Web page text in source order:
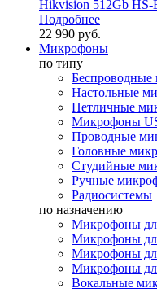
Hikvision 512Gb HS-
Подробнее
22 990 руб.
Микрофоны
по типу
Настольные
Петличные
Микрофоны
Проводные
Головные
Студийные
Ручные
Радиосистемы
по назначению
Микрофоны
Микрофоны
Микрофоны
Микрофоны
Вокальные